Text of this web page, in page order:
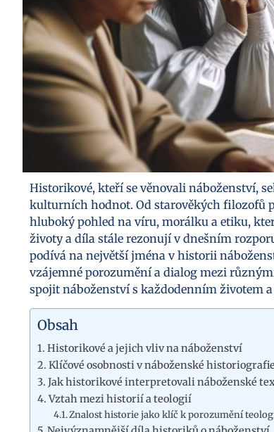
Historikové, kteří se věnovali náboženství,
kulturních hodnot. Od starověkých filozofů
hluboký pohled na víru, morálku a etiku,
životy a díla stále rezonují v dnešním
podívá na největší jména v historii
vzájemné porozumění a dialog mezi
spojit náboženství s každodenním životem
Obsah
Historikové a jejich vliv na náboženství
Klíčové osobnosti v náboženské historiografie
Jak historikové interpretovali náboženské
Vztah mezi historií a teologií
Znalost historie jako klíč k porozumění